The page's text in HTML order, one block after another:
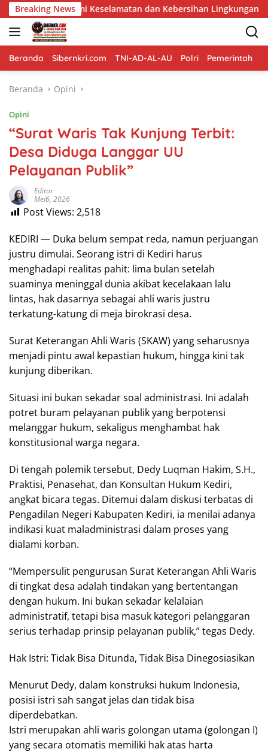
Langsung
ke
konten
Breaking Newsdan Kebersihan Lingkungan
Beranda Sibernkri.com TNI-AD-AL-AU Polri Pemerintah
Beranda Opini
Opini
“Surat Waris Tak Kunjung Terbit:
Desa Diduga Langgar UU
Pelayanan Publik”
Editor
Mei6, 2026
Post Views: 2,518
KEDIRI — Duka belum sempat reda, namun perjuangan
justru dimulai. Seorang istri di Kediri harus
menghadapi realitas pahit: lima bulan setelah
suaminya meninggal dunia akibat kecelakaan lalu
lintas, hak dasarnya sebagai ahli waris justru
terkatung-katung di meja birokrasi desa.
Surat Keterangan Ahli Waris (SKAW) yang seharusnya
menjadi pintu awal kepastian hukum, hingga kini tak
kunjung diberikan.
Situasi ini bukan sekadar soal administrasi. Ini adalah
potret buram pelayanan publik yang berpotensi
melanggar hukum, sekaligus menghambat hak
konstitusional warga negara.
Di tengah polemik tersebut, Dedy Luqman Hakim, S.H.,
Praktisi, Penasehat, dan Konsultan Hukum Kediri,
angkat bicara tegas. Ditemui dalam diskusi terbatas di
Pengadilan Negeri Kabupaten Kediri, ia menilai adanya
indikasi kuat maladministrasi dalam proses yang
dialami korban.
“Mempersulit pengurusan Surat Keterangan Ahli Waris
di tingkat desa adalah tindakan yang bertentangan
dengan hukum. Ini bukan sekadar kelalaian
administratif, tetapi bisa masuk kategori pelanggaran
serius terhadap prinsip pelayanan publik,” tegas Dedy.
Hak Istri: Tidak Bisa Ditunda, Tidak Bisa Dinegosiasikan
Menurut Dedy, dalam konstruksi hukum Indonesia,
posisi istri sah sangat jelas dan tidak bisa
diperdebatkan.
Istri merupakan ahli waris golongan utama (golongan I)
yang secara otomatis memiliki hak atas harta